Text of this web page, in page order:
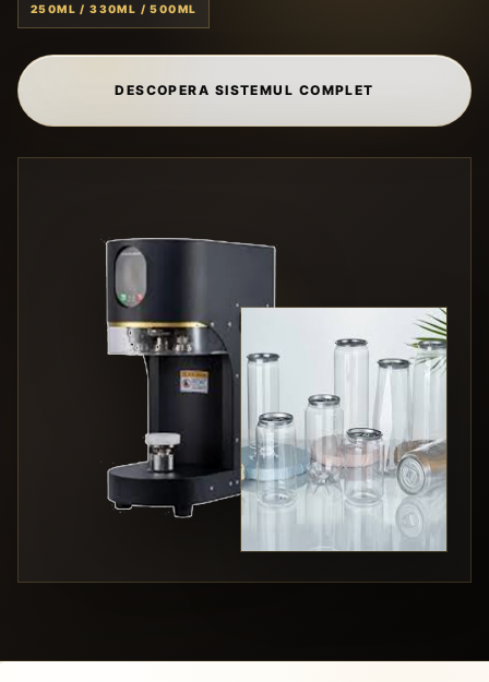
250ML / 330ML / 500ML
DESCOPERA SISTEMUL COMPLET